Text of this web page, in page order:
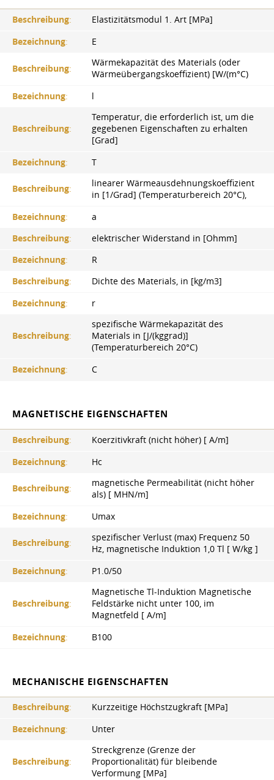
Beschreibung:
Elastizitätsmodul 1. Art [MPa]
Bezeichnung: E
Beschreibung:
Wärmekapazität des Materials (oder
Wärmeübergangskoeffizient) [W/(m°C)
Bezeichnung: l
Beschreibung:
Temperatur, die erforderlich ist, um die
gegebenen Eigenschaften zu erhalten
[Grad]
Bezeichnung: T
Beschreibung:
linearer Wärmeausdehnungskoeffizient
in [1/Grad] (Temperaturbereich 20°C),
Bezeichnung:
a
Beschreibung:
elektrischer Widerstand in [Ohmm]
Bezeichnung:
R
Beschreibung:
Dichte des Materials, in [kg/m3]
Bezeichnung: r
Beschreibung:
spezifische Wärmekapazität des
Materials in [J/(kggrad)]
(Temperaturbereich 20°C)
Bezeichnung: C
MAGNETISCHE EIGENSCHAFTEN
Beschreibung:
Koerzitivkraft (nicht höher) [ A/m]
Bezeichnung: Hc
Beschreibung:
magnetische Permeabilität (nicht höher
als) [ MHN/m]
Bezeichnung: Umax
Beschreibung:
spezifischer Verlust (max) Frequenz 50
Hz, magnetische Induktion 1,0 Tl [ W/kg ]
Bezeichnung: P1.0/50
Beschreibung:
Magnetische Tl-Induktion Magnetische
Feldstärke nicht unter 100, im
Magnetfeld [ A/m]
Bezeichnung: B100
MECHANISCHE EIGENSCHAFTEN
Beschreibung:
Kurzzeitige Höchstzugkraft [MPa]
Bezeichnung: Unter
Beschreibung:
Streckgrenze (Grenze der
Proportionalität) für bleibende
Verformung [MPa]